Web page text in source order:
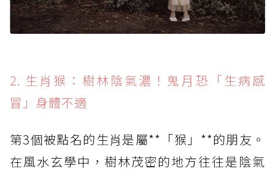
2. 生肖猴：樹林陰氣濃！鬼月恐「生病感
冒」身體不適
第3個被點名的生肖是屬**「猴」**的朋友。
在風水玄學中，樹林茂密的地方往往是陰氣